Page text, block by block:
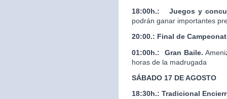
18:00h.:
Juegos y
podrán ganar importantes
20:00.: Final de
01:00h.: Gran Baile.
horas de la madrugada
SÁBADO 17 DE AGOSTO
18:30h.: Tradicional